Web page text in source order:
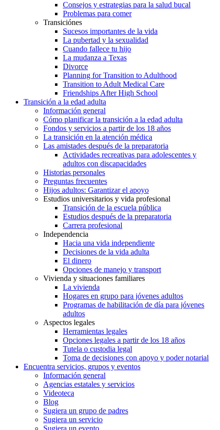
Consejos y estrategias para la salud bucal
Problemas para comer
Transiciónes
Sucesos importantes de la vida
La pubertad y la sexualidad
Cuando fallece tu hijo
La mudanza a Texas
Divorce
Planning for Transition to Adulthood
Transition to Adult Medical Care
Friendships After High School
Transición a la edad adulta
Información general
Cómo planificar la transición a la edad adulta
Fondos y servicios a partir de los 18 años
La transición en la atención médica
Las amistades después de la preparatoria
Actividades recreativas para adolescentes y
adultos con discapacidades
Historias personales
Preguntas frecuentes
Hijos adultos: Garantizar el apoyo
Estudios universitarios y vida profesional
Transición de la escuela pública
Estudios después de la preparatoria
Carrera profesional
Independencia
Hacia una vida independiente
Decisiones de la vida adulta
El dinero
Opciones de manejo y transport
Vivienda y situaciones familiares
La vivienda
Hogares en grupo para jóvenes adultos
Programas de habilitación de día para jóvenes
adultos
Aspectos legales
Herramientas legales
Opciones legales a partir de los 18 años
Tutela o custodia legal
Toma de decisiones con apoyo y poder notarial
Encuentra servicios, grupos y eventos
Información general
Agencias estatales y servicios
Videoteca
Blog
Sugiera un grupo de padres
Sugiera un servicio
Sugiera un evento